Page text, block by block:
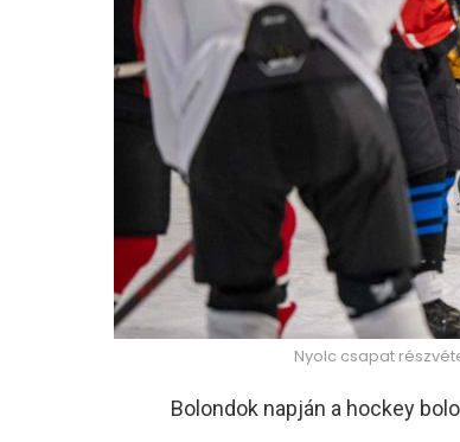
Nyolc csapat
Bolondok napján a hockey